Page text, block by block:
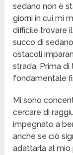
sedano non è
giorni in cui mi
difficile trovare
succo di
ostacoli
strada. Prima
fondamentale
Mi sono
cercare di
impegnato a
anche se ciò
adattarla al mio